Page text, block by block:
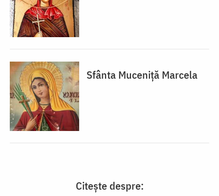
Sfânta Muceniță Marcela
Citește despre: